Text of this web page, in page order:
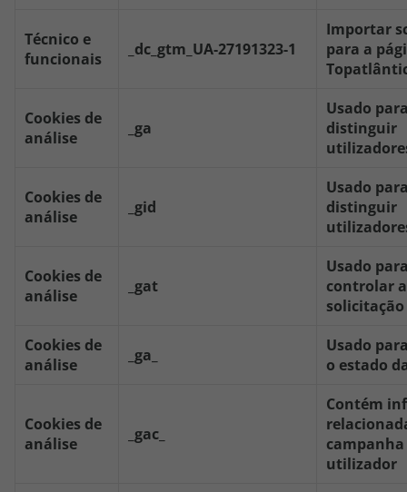
Técnico e
funcionais
_dc_gtm_UA-27191323-1
Importar
para a
Cookies de
análise
_ga
Usado
distinguir
Cookies de
análise
_gid
Usado
distinguir
Cookies de
análise
_gat
Usado
controlar
solicitação
Cookies de
análise
_ga_
Usado
o estado
Cookies de
análise
_gac_
Contém
utilizador